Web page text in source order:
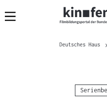
Navigation
zum
zur
Brotkrümelnavigation
Deutsches Haus